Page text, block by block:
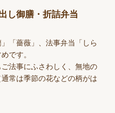
し御膳・折詰弁当
「薔薇」、法事弁当「しら
です。
法事にふさわしく、無地の
常は季節の花などの柄がは